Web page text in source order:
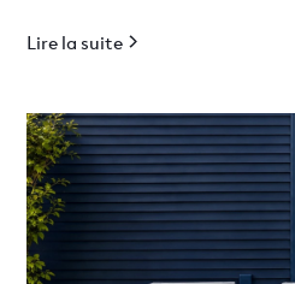
Lire la suite